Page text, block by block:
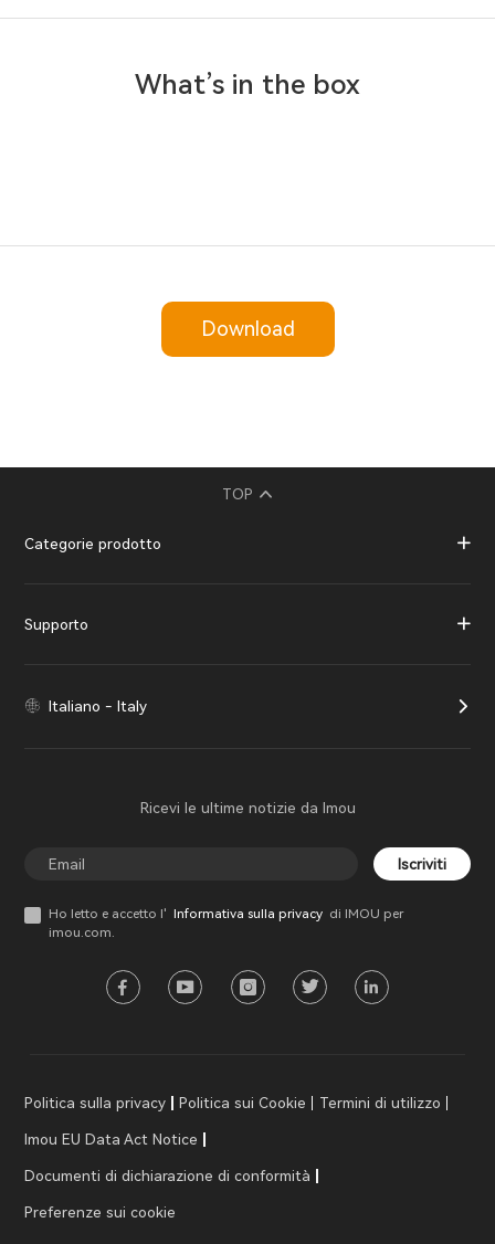
What’s in the box
Download
TOP
Categorie prodotto
Supporto
Italiano - Italy
Ricevi le ultime notizie da Imou
Iscriviti
Ho letto e accetto l' Informativa sulla privacy di IMOU per
imou.com.
Politica sulla privacy Politica sui Cookie Termini di utilizzo
Imou EU Data Act Notice
Documenti di dichiarazione di conformità
Preferenze sui cookie